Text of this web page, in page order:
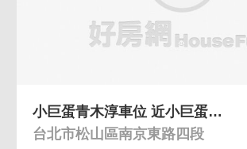
小巨蛋青木淳車位 近小巨蛋正南京東路四段
台北市松山區南京東路四段